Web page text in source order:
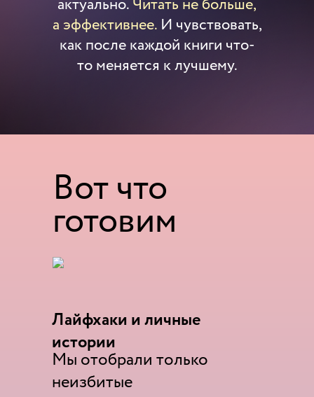
актуально.Читать не больше,
а эффективнее.И чувствовать,
как после каждой книги что-
то меняется к лучшему.
Вот что
готовим
Лайфхаки и личные
истории
Мы отобрали только
неизбитые